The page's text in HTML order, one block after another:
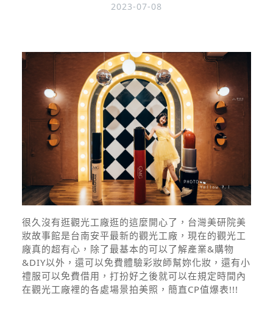
2023-07-08
很久沒有逛觀光工廠逛的這麼開心了，台灣美研院美
妝故事館是台南安平最新的觀光工廠，現在的觀光工
廠真的超有心，除了最基本的可以了解產業&購物
&DIY以外，還可以免費體驗彩妝師幫妳化妝，還有小
禮服可以免費借用，打扮好之後就可以在規定時間內
在觀光工廠裡的各處場景拍美照，簡直CP值爆表!!!